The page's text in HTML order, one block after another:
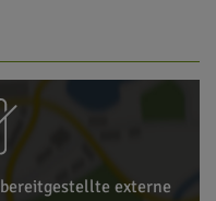
externe